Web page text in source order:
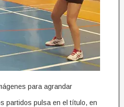
para agrandar
partidos pulsa en el título, en